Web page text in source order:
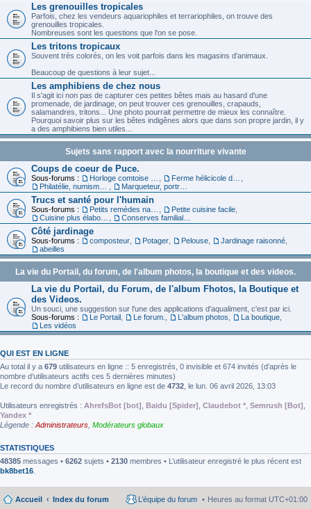
Les grenouilles tropicales
Parfois, chez les vendeurs aquariophiles et terrariophiles, on trouve des
grenouilles tropicales.
Nombreuses sont les questions que l'on se pose.
Les tritons tropicaux
Souvent très colorés, on les voit parfois dans les magasins d'animaux.
Beaucoup de questions à leur sujet...
Les amphibiens de chez nous
Il s'agit ici non pas de capturer ces petites bêtes mais au hasard d'une
promenade, de jardinage, on peut trouver ces grenouilles, crapauds,
salamandres, tritons... Une photo pourrait permettre de mieux les connaître.
Pourquoi savoir plus sur les bêtes indigênes alors que dans son propre jardin, il y
a des amphibiens bien utiles...
Sujets sans rapport avec la nourriture vivante
Coups de coeur de Puce.
Sous-forums :
Trucs et santé pour l'humain
Sous-forums : Petite cuisine facile
Côté jardinage
Sous-forums : composteur Potager Pelouse Jardinage raisonné
abeilles
La vie du Portail, du forum, de l'album photos, la boutique et des videos.
La vie du Portail, du Forum, de l'album Fhotos, la Boutique et
des Videos.
Un souci, une suggestion sur l'une des applications d'aqualiment, c'est par ici.
Sous-forums :
Le Portail Le forum. L'album photos La boutique
Les vidéos
QUI EST EN LIGNE
Au total il y a 679 utilisateurs en ligne :: 5 enregistrés, 0 invisible et 674 invités (d’après le
nombre d’utilisateurs actifs ces 5 dernières minutes)
Le record du nombre d’utilisateurs en ligne est de 4732 , le lun. 06 avril 2026, 13:03
Utilisateurs enregistrés : AhrefsBot [bot] Baidu [Spider] Claudebot * Semrush [Bot]
Yandex *
Légende : Administrateurs Modérateurs globaux
STATISTIQUES
48385 messages • 6262 sujets • 2130 membres • L’utilisateur enregistré le plus récent est
bk8bet16
Accueil Index du forum Heures au format UTC+01:00
L’équipe du forum